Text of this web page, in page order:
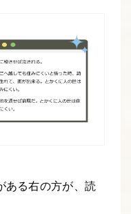
ある右の方が、読